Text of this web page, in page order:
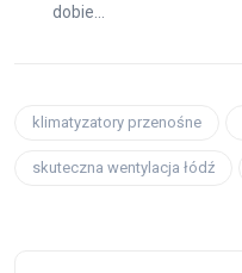
dobie...
klimatyzatory przenośne
skuteczna wentylacja łódź